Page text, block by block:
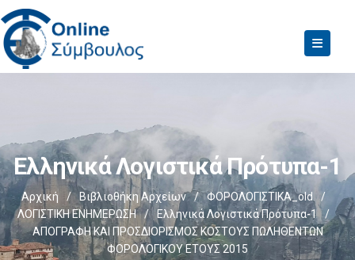
Ελληνικά Λογιστικά Πρότυπα-1
Αρχική / Βιβλιοθήκη Αρχείων / ΦΟΡΟΛΟΓΙΣΤΙΚΑ_old
/
ΛΟΓΙΣΤΙΚΗ ΕΝΗΜΕΡΩΣΗ
/ Ελληνικά Λογιστικά Πρότυπα-1
/
ΑΠΟΓΡΑΦΗ ΚΑΙ ΠΡΟΣΔΙΟΡΙΣΜΟΣ ΚΟΣΤΟΥΣ ΠΩΛΗΘΕΝΤΩΝ
ΦΟΡΟΛΟΓΙΚΟΥ ΕΤΟΥΣ 2015